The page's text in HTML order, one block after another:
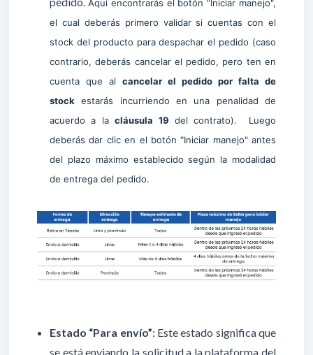
Aquí encontrarás el botón "Iniciar manejo",
el cual deberás primero validar si cuentas con el
stock del producto para despachar el pedido (caso
contrario,deberás cancelar el pedido, pero ten en
cuenta que al cancelar el pedido por falta de
stock estarás incurriendo en una penalidad de
acuerdo a lacláusula 19 del contrato). Luego
deberás dar clic en el botón "Iniciar manejo" antes
del plazo máximo establecido según la modalidad
de entrega del pedido.
Estado “Para envío”: Este estado significa que
se está enviando la solicitud a la plataforma del